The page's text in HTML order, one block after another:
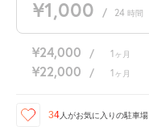
¥1,000 / 24 時間
¥24,000 / 1 ヶ月
¥22,000 / 1 ヶ月
34 人がお気に入りの駐車場